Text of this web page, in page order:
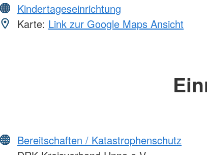
Kindertageseinrichtung
Karte: Link zur Google Maps Ansicht
Bereitschaften / Katastrophenschutz